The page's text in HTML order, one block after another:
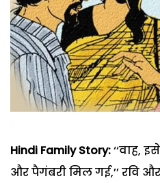
Hindi Family Story:‘‘वाह,
और पैगंबरी मिल गई,’’ रवि